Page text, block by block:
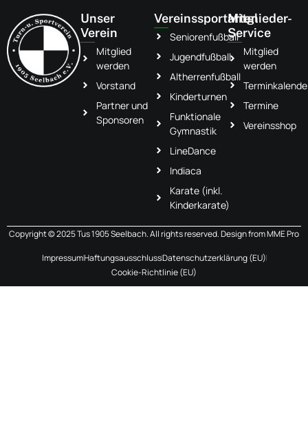
Unser
Verein
Mitglied
werden
Vorstand
Partner und
Sponsoren
Vereinssportarten
Seniorenfußball
Jugendfußball
Altherrenfußball
Kinderturnen
Funktionale
Gymnastik
LineDance
Indiaca
Karate (inkl.
Kinderkarate)
Mitglieder-
Service
Mitglied
werden
Termine
Vereinsshop
Copyright © 2025 Tus 1905 Seelbach. All rights reserved. Design fromMME Pro
ImpressumHaftungsausschlussDatenschutzerklärung (EU)
Cookie-Richtlinie (EU)